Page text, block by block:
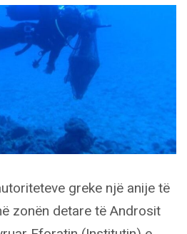
greke një anije të
zonën detare të Androsit